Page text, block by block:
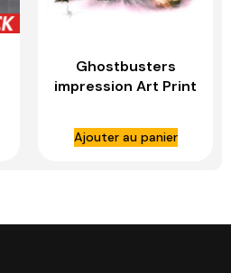
Ghostbusters
impression Art Print
non encadrée –
SIDESHOW TOYS
Ajouter au panier